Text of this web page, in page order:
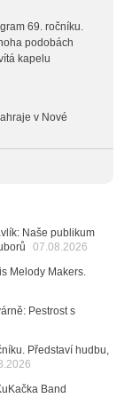
69. ročníku.
podobách
kapelu
v Nové
měsíc
vystoupí v
kapely
krádež
Naše publikum
07.08.2026
Melody Makers.
Pestrost s
Představí hudbu,
Band